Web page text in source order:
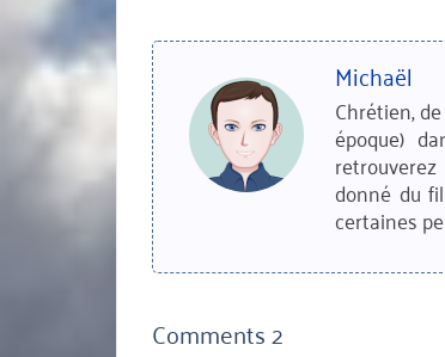
Michaël
Chrétien,
époque)
donné du
certaines
Comments 2